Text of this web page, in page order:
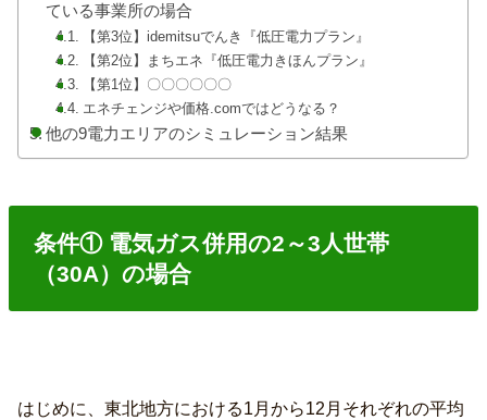
ている事業所の場合
【第3位】idemitsuでんき『低圧電力プラン』
【第2位】まちエネ『低圧電力きほんプラン』
【第1位】〇〇〇〇〇〇
エネチェンジや価格.comではどうなる？
他の9電力エリアのシミュレーション結果
条件① 電気ガス併用の2～3人世帯
（30A）の場合
はじめに、東北地方における1月から12月それぞれの平均